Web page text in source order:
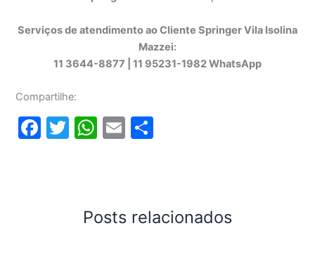
Serviços de atendimento ao Cliente Springer Vila Isolina
Mazzei:
11 3644-8877 | 11 95231-1982 WhatsApp
Compartilhe:
F
T
W
A
E
Posts relacionados